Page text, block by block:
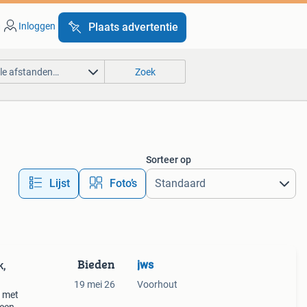
Inloggen Plaats advertentie
afstanden… Zoek
Lijst Foto’s
Sorteer op
met
Bieden
19 mei 26
jws
Voorhout